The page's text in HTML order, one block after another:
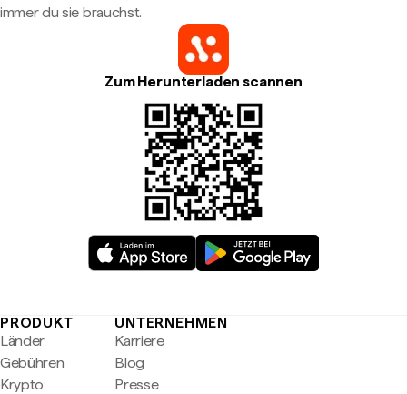
immer du sie brauchst.
Zum Herunterladen scannen
PRODUKT
Länder
Gebühren
Krypto
UNTERNEHMEN
Karriere
Blog
Presse